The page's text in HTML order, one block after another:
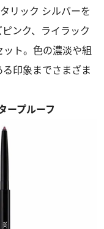
リック シルバーを
ンク、ライラック
ト。色の濃淡や組
印象までさまざま
ープルーフ